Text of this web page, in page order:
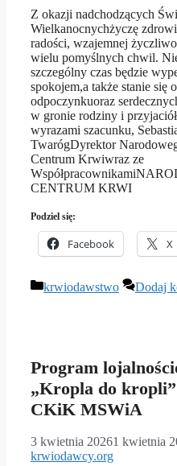
Z okazji nadchodzących
Wielkanocnychżyczę
radości, wzajemnej
wielu pomyślnych chwil.
szczególny czas będzie
spokojem,a także stanie się
odpoczynkuoraz
w gronie rodziny i
wyrazami szacunku,
TwarógDyrektor
Centrum Krwiwraz ze
CENTRUM KRWI
Podziel się:
Facebook X
Kategorie
krwiodawstwo Dodaj
Program
„Kropla do kropli”
CKiK MSWiA
3 kwietnia 20261 kwietnia
krwiodawcy.org